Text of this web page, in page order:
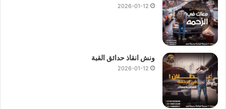
2026-01-12
ونش انقاذ حدائق القبة
2026-01-12